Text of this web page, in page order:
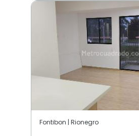
Fontibon | Rionegro